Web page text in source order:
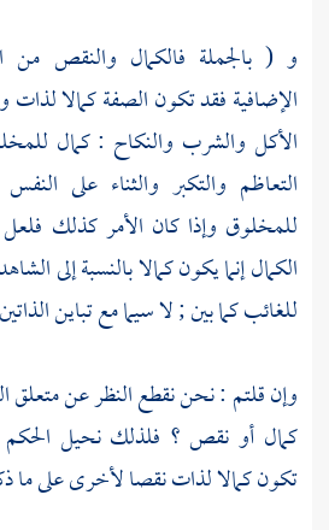
و ( بالجملة فالكمال والنقص من
الإضافية فقد تكون الصفة كمالا
الأكل والشرب والنكاح : كمال
التعاظم والتكبر والثناء على
للمخلوق وإذا كان الأمر كذلك
الكمال إنما يكون كمالا بالنسبة إلى
للغائب كما بين ; لا سيما مع تباين
وإن قلتم : نحن نقطع النظر عن متعلق
كمال أو نقص ؟ فلذلك نحيل الحكم
تكون كمالا لذات نقصا لأخرى على ما